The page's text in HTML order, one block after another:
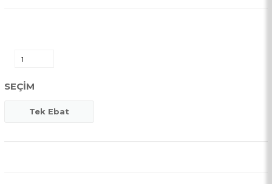
SEÇIM
Tek Ebat